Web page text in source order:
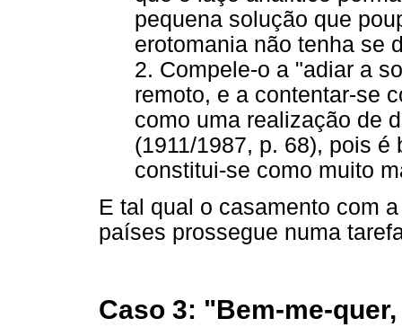
pequena solução que
erotomania não tenha se
2. Compele-o a "adiar a
remoto, e a contentar-se
como uma realização de
(1911/1987, p. 68), pois
constitui-se como muito
E tal qual o casamento com
países prossegue numa
Caso 3: "Bem-me-